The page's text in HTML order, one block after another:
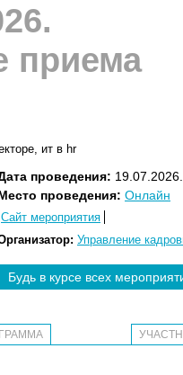
приема
, ит в hr
проведения:
проведения: Онлайн
Сайт мероприятия
Управление
Будь в курсе всех